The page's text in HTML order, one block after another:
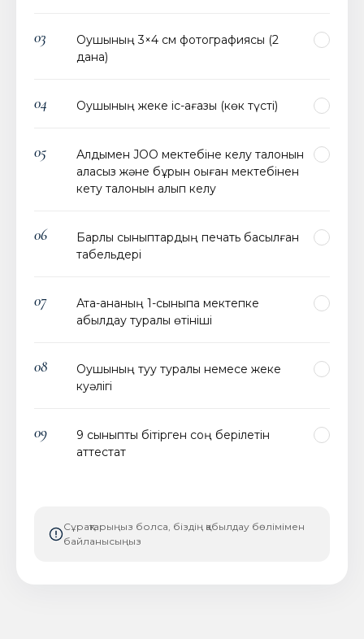
03
Оқушының 3×4 см фотографиясы (2
дана)
04 Оқушының жеке іс-қағазы (көк түсті)
05
Алдымен JOO мектебіне келу талонын
аласыз және бұрын оқыған мектебінен
кету талонын алып келу
06
Барлық сыныптардың печать басылған
табельдері
07
Ата-ананың 1-сыныпқа мектепке
қабылдау туралы өтініші
08
Оқушының туу туралы немесе жеке
куәлігі
09
9 сыныпты бітірген соң берілетін
аттестат
Сұрақтарыңыз болса, біздің қабылдау бөлімімен
байланысыңыз